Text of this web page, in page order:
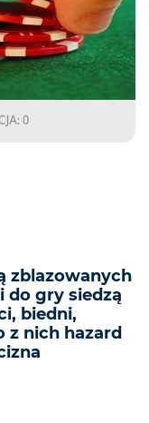
0
zblazowanych
do gry siedzą
biedni,
z nich hazard